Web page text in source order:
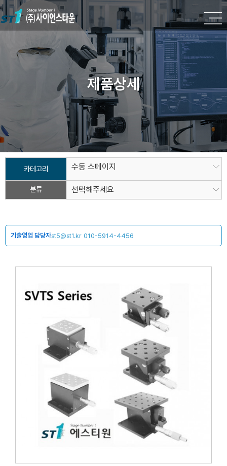
제품상세
카테고리 수동 스테이지
분류 선택해주세요
기술영업 담당자st5@st1.kr 010-5914-4456